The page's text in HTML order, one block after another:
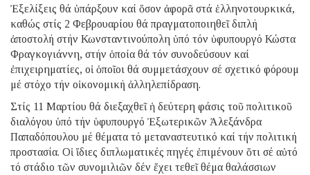
Ἐξελίξεις θά ὑπάρξουν καί ὅσον ἀφορᾶ στά ἑλληνοτουρκικά,
καθώς στίς 2 Φεβρουαρίου θά πραγματοποιηθεῖ διπλή
ἀποστολή στήν Κωνσταντινούπολη ὑπό τόν ὑφυπουργό Κώστα
Φραγκογιάννη, στήν ὁποία θά τόν συνοδεύσουν καί
ἐπιχειρηματίες, οἱ ὁποῖοι θά συμμετάσχουν σέ σχετικό φόρουμ
μέ στόχο τήν οἰκονομική ἀλληλεπίδραση.
Στίς 11 Μαρτίου θά διεξαχθεῖ ἡ δεύτερη φάσις τοῦ πολιτικοῦ
διαλόγου ὑπό τήν ὑφυπουργό Ἐξωτερικῶν Ἀλεξάνδρα
Παπαδόπουλου μέ θέματα τό μεταναστευτικό καί τήν πολιτική
προστασία. Οἱ ἴδιες διπλωματικές πηγές ἐπιμένουν ὅτι σέ αὐτό
τό στάδιο τῶν συνομιλιῶν δέν ἔχει τεθεῖ θέμα θαλάσσιων